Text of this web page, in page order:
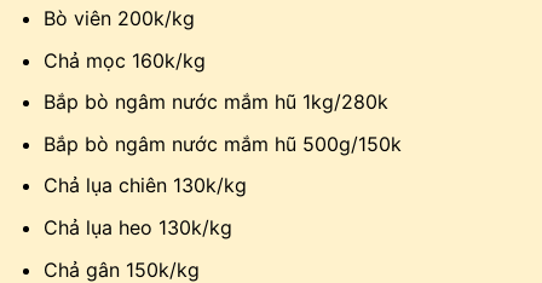
Bò viên 200k/kg
Chả mọc 160k/kg
Bắp bò ngâm nước mắm hũ 1kg/280k
Bắp bò ngâm nước mắm hũ 500g/150k
Chả lụa chiên 130k/kg
Chả lụa heo 130k/kg
Chả gân 150k/kg